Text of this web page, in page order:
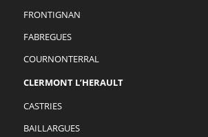
FRONTIGNAN
FABREGUES
COURNONTERRAL
CLERMONT L’HERAULT
CASTRIES
BAILLARGUES